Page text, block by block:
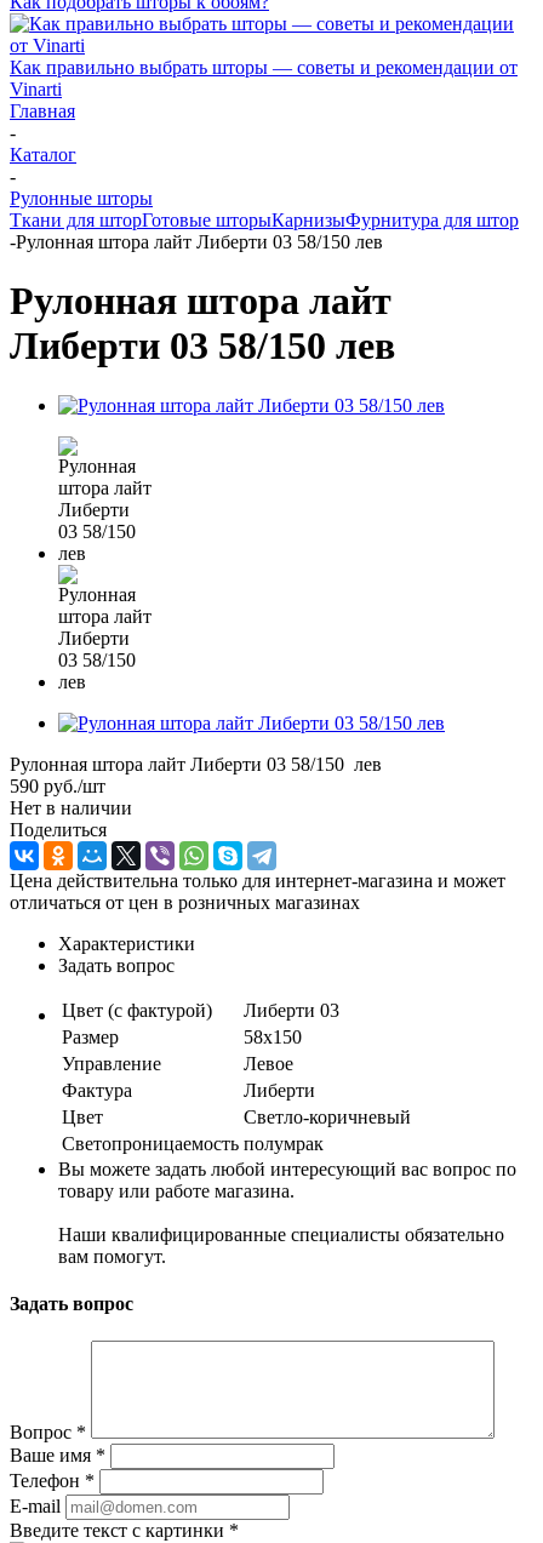
Как правильно выбрать шторы — советы и рекомендации от
Vinarti
Главная
-
Каталог
-
Рулонные шторы
Ткани для шторГотовые шторыКарнизыФурнитура для штор
-Рулонная штора лайт Либерти 03 58/150 лев
Рулонная штора лайт
Либерти 03 58/150 лев
Рулонная штора лайт Либерти 03 58/150 лев
590 руб./шт
Нет в наличии
Поделиться
Цена действительна только для интернет-магазина и может
отличаться от цен в розничных магазинах
Характеристики
Задать вопрос
Цвет (с фактурой)
Либерти 03
Размер
58х150
Управление
Левое
Фактура
Либерти
Цвет
Светло-коричневый
Светопроницаемость полумрак
Вы можете задать любой интересующий вас вопрос по
товару или работе магазина.
Наши квалифицированные специалисты обязательно
вам помогут.
Задать вопрос
Вопрос *
Ваше имя *
Телефон *
E-mail
Введите текст с картинки *